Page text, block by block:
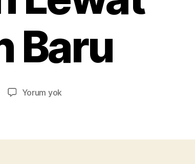
Baru
Yorum yok
Mengoptimalkan